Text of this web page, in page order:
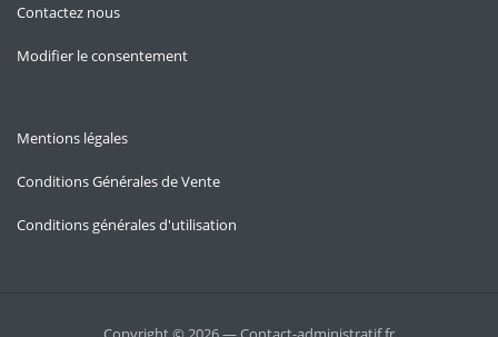
Contactez nous
Modifier le consentement
Mentions légales
Conditions Générales de Vente
Conditions générales d'utilisation